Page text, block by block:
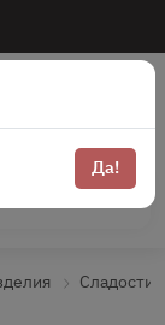
Сладости
Да!